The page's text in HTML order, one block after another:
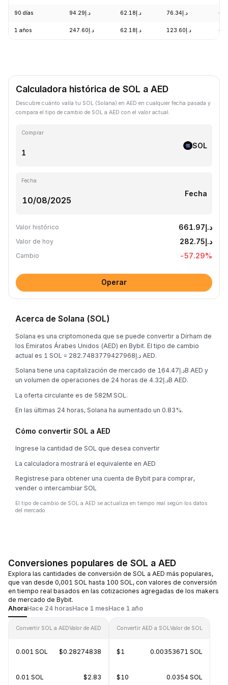
90 días د.إ94.29 د.إ62.18 د.إ76.34
1 años د.إ247.60 د.إ62.18 د.إ123.60 -
Calculadora histórica de SOL a AED
Descubre cuánto valía tu SOL (Solana) en AED en cualquier fecha pasada y
compara el tipo de cambio de SOL a AED con el valor actual.
Comprar
SOL
Fecha
Fecha
Valor histórico د.إ661.97
Valor de hoy د.إ282.75
Cambio -57.29%
Operar
Acerca de Solana (SOL)
Solana es una criptomoneda que se puede convertir a Dírham de
los Emiratos Árabes Unidos (AED) en Bybit. El tipo de cambio
actual es 1 SOL = د.إ282.7483779427968 AED.
Solana tiene una capitalización de mercado de د.إ164.47B AED y
un volumen de operaciones de 24 horas de د.إ4.32B AED.
La oferta circulante es de 582M SOL.
En las últimas 24 horas, Solana ha aumentado un 0.83%.
Cómo convertir SOL a AED
Ingrese la cantidad de SOL que desea convertir
La calculadora mostrará el equivalente en AED
Regístrese para obtener una cuenta de Bybit para comprar,
vender o intercambiar SOL
El tipo de cambio de SOL a AED se actualiza en tiempo real según los datos
del mercado.
Conversiones populares de SOL a AED
Explora las cantidades de conversión de SOL a AED más populares,
que van desde 0,001 SOL hasta 100 SOL, con valores de conversión
en tiempo real basados en las cotizaciones agregadas de los makers
de mercado de Bybit.
AhoraHace 24 horasHace 1 mesHace 1 año
Convertir SOL a AEDValor de AED
0.001 SOL $0.28274838
0.01 SOL $2.83
Convertir AED a SOLValor de SOL
$1 0.00353671 SOL
$10 0.0354 SOL